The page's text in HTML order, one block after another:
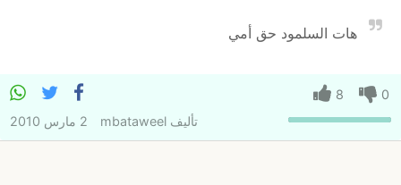
هات السلمود حق أمي
0
8
تأليفmbataweel 2 مارس 2010